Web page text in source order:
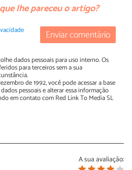
lhe pareceu o artigo?
Enviar comentário
dados pessoais para uso interno. Os
para terceiros sem a sua
de 1992, você pode acessar a base
pessoais e alterar essa informação
em contato com Red Link To Media SL
A sua avaliação: